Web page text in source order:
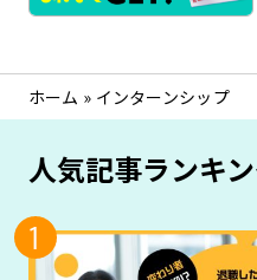
ホーム » インターンシップ
人気記事ランキ
1